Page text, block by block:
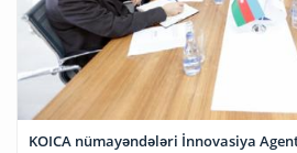
KOICA nümayəndələri İnnovasiya